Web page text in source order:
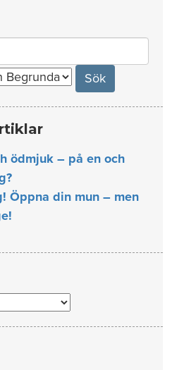
ödmjuk – på en och
Öppna din mun – men